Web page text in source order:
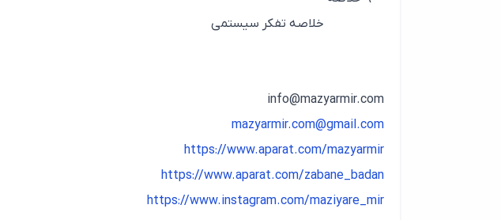
خلاصه تفکر سیستمی
info@mazyarmir.com
mazyarmir.com@gmail.com
https://www.aparat.com/mazyarmir
https://www.aparat.com/zabane_badan
https://www.instagram.com/maziyare_mir